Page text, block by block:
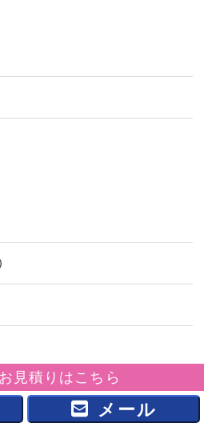
見積りはこちら
メール